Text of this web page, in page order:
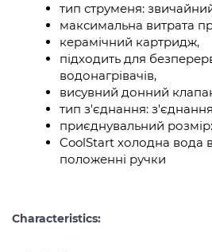
тип струменя:
максимальна витрата
керамічний картридж,
підходить для
водонагрівачів,
висувний донний
тип з'єднання:
приєднувальний розмір:
CoolStart холодна вода
положенні ручки
Characteristics: